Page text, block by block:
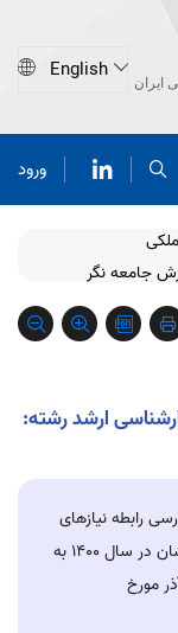
ایران
ورود
جامعه نگر
ارشد رشته:
رابطه نیازهای
روانشناختی با شادکامی بهورزان شهرستان ماهنشان در سال 1400 به
مورخ